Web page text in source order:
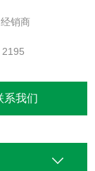
经销商
2195
系我们